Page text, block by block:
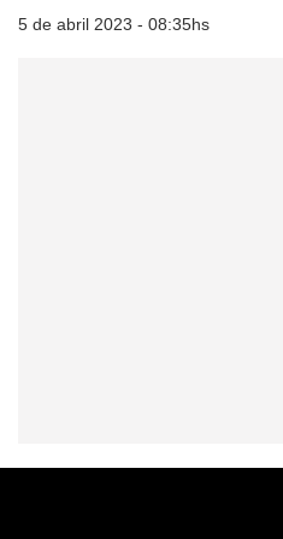
5 de abril 2023 - 08:35hs